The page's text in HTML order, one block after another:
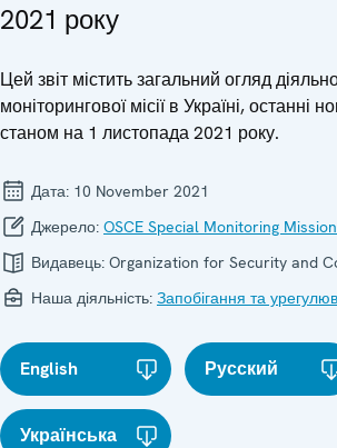
2021 року
Цей звіт містить загальний огляд
моніторингової місії в Україні, останні
станом на 1 листопада 2021 року.
Дата: 10 November 2021
Джерело: OSCE Special Monitoring
Видавець: Organization for Security and
Наша діяльність: Запобігання та
English Русский
Українська